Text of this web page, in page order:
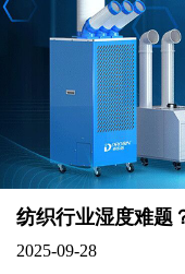
纺织行业湿度难题
2025-09-28